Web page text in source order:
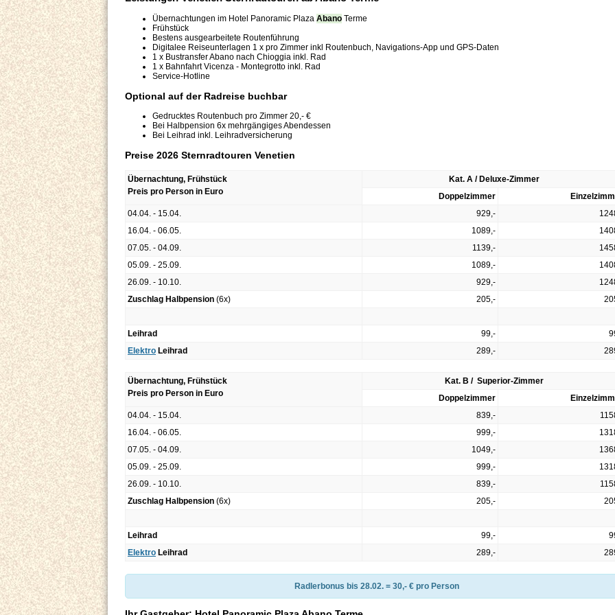
Übernachtungen im Hotel Panoramic Plaza Abano Terme
Frühstück
Bestens ausgearbeitete Routenführung
Digitalee Reiseunterlagen 1 x pro Zimmer inkl Routenbuch, Navigations-App und GPS-Daten
1 x Bustransfer Abano nach Chioggia inkl. Rad
1 x Bahnfahrt Vicenza - Montegrotto inkl. Rad
Service-Hotline
Optional auf der Radreise buchbar
Gedrucktes Routenbuch pro Zimmer 20,- €
Bei Halbpension 6x mehrgängiges Abendessen
Bei Leihrad inkl. Leihradversicherung
Preise 2026 Sternradtouren Venetien
Übernachtung, Frühstück
Preis pro Person in Euro
Kat. A / Deluxe-Zimmer
Doppelzimmer
04.04. - 15.04.
929,-
16.04. - 06.05.
1089,-
07.05. - 04.09.
1139,-
05.09. - 25.09.
1089,-
26.09. - 10.10.
929,-
Zuschlag Halbpension (6x) 205,-
Leihrad 99,-
Elektro Leihrad 289,-
Übernachtung, Frühstück
Preis pro Person in Euro
Kat. B / Superior-Zimmer
Doppelzimmer
04.04. - 15.04.
839,-
16.04. - 06.05.
999,-
07.05. - 04.09.
1049,-
05.09. - 25.09.
999,-
26.09. - 10.10.
839,-
Zuschlag Halbpension (6x) 205,-
Leihrad 99,-
Elektro Leihrad 289,-
Radlerbonus bis 28.02. = 30,- € pro Person